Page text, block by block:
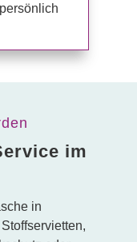
im
in